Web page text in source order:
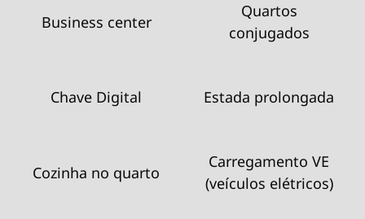
Business center
Quartos
conjugados
Chave Digital Estada prolongada
Cozinha no quarto
Carregamento VE
(veículos elétricos)